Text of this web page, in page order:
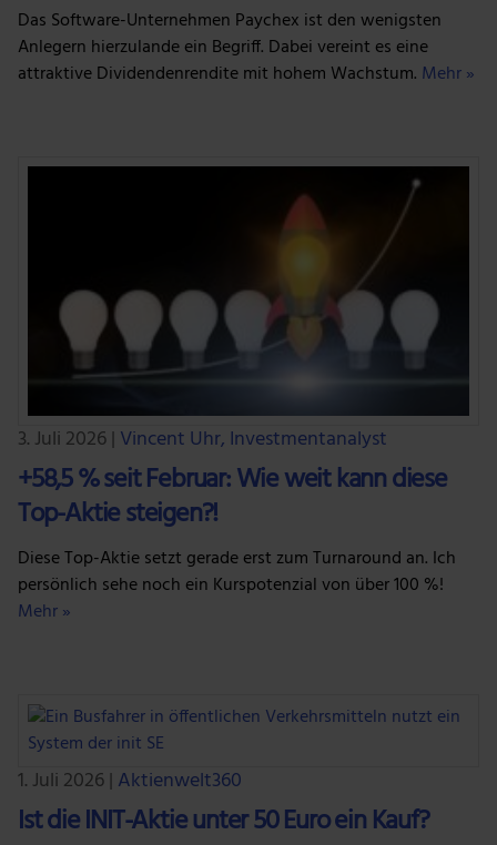
Das Software-Unternehmen Paychex ist den wenigsten
Anlegern hierzulande ein Begriff. Dabei vereint es eine
attraktive Dividendenrendite mit hohem Wachstum. Mehr »
3. Juli 2026 | Vincent Uhr, Investmentanalyst
+58,5 % seit Februar: Wie weit kann diese
Top-Aktie steigen?!
Diese Top-Aktie setzt gerade erst zum Turnaround an. Ich
persönlich sehe noch ein Kurspotenzial von über 100 %!
Mehr »
1. Juli 2026 | Aktienwelt360
Ist die INIT-Aktie unter 50 Euro ein Kauf?